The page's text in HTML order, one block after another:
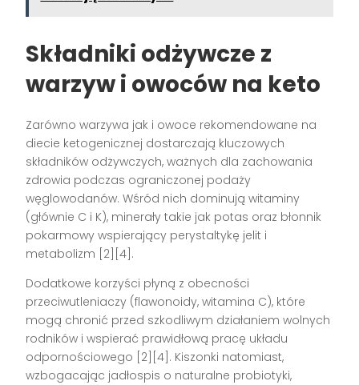
Składniki odżywcze z
warzyw i owoców na keto
Zarówno warzywa jak i owoce rekomendowane na
diecie ketogenicznej dostarczają kluczowych
składników odżywczych, ważnych dla zachowania
zdrowia podczas ograniczonej podaży
węglowodanów. Wśród nich dominują witaminy
(głównie C i K), minerały takie jak potas oraz błonnik
pokarmowy wspierający perystaltykę jelit i
metabolizm [2][4].
Dodatkowe korzyści płyną z obecności
przeciwutleniaczy (flawonoidy, witamina C), które
mogą chronić przed szkodliwym działaniem wolnych
rodników i wspierać prawidłową pracę układu
odpornościowego [2][4]. Kiszonki natomiast,
wzbogacając jadłospis o naturalne probiotyki,